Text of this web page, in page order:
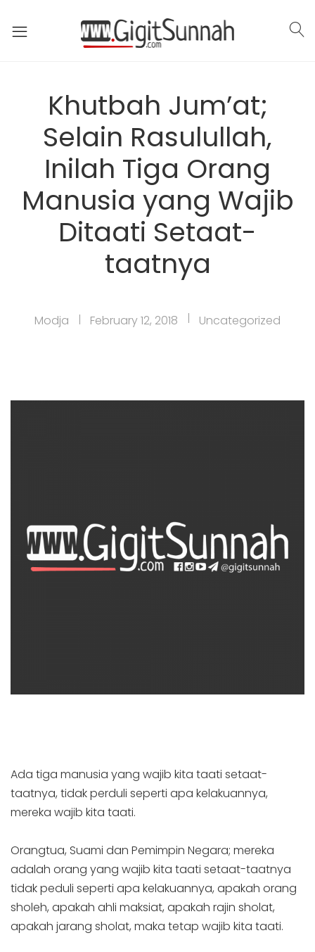
Khutbah Jum’at;
Selain Rasulullah,
Inilah Tiga Orang
Manusia yang Wajib
Ditaati Setaat-
taatnya
Modja February 12, 2018 Uncategorized
Ada tiga manusia yang wajib kita taati setaat-
taatnya, tidak perduli seperti apa kelakuannya,
mereka wajib kita taati.
Orangtua, Suami dan Pemimpin Negara; mereka
adalah orang yang wajib kita taati setaat-taatnya
tidak peduli seperti apa kelakuannya, apakah orang
sholeh, apakah ahli maksiat, apakah rajin sholat,
apakah jarang sholat, maka tetap wajib kita taati.